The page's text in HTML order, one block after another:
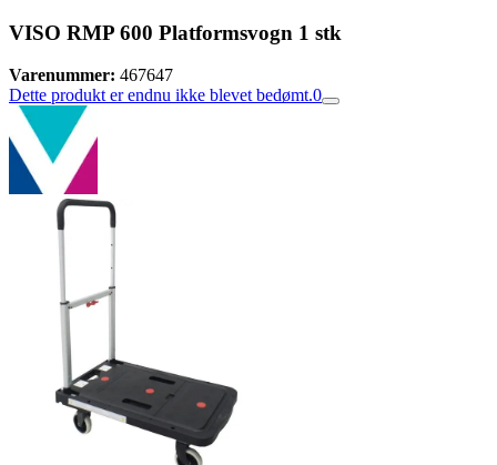
VISO RMP 600 Platformsvogn 1 stk
Varenummer: 467647
Dette produkt er endnu ikke blevet bedømt.0